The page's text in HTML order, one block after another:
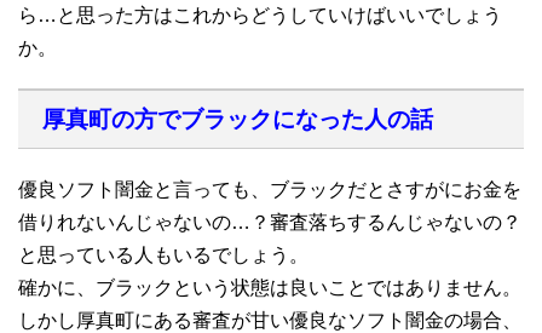
ら…と思った方はこれからどうしていけばいいでしょう
か。
厚真町の方でブラックになった人の話
優良ソフト闇金と言っても、ブラックだとさすがにお金を
借りれないんじゃないの…？審査落ちするんじゃないの？
と思っている人もいるでしょう。
確かに、ブラックという状態は良いことではありません。
しかし厚真町にある審査が甘い優良なソフト闇金の場合、